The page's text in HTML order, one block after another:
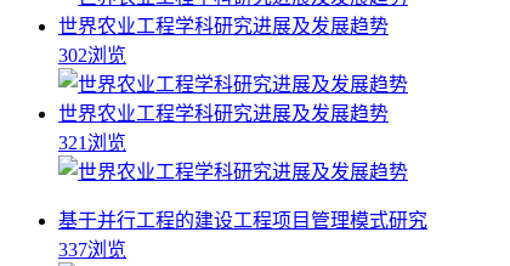
世界农业工程学科研究进展及发展趋势
302浏览
世界农业工程学科研究进展及发展趋势
321浏览
基于并行工程的建设工程项目管理模式研究
337浏览